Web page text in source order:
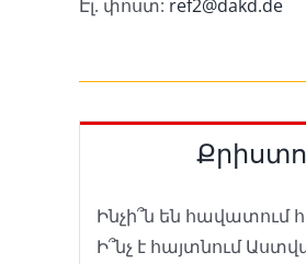
Էլ. փոստ: ref2@dakd.de
Ինչի՞ն են հավատում
Ի՞նչ է հայտնում